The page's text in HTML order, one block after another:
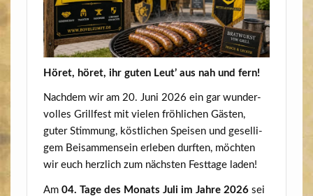
Höret, höret, ihr guten Leut’ aus nah und fern!
Nach­dem wir am 20. Juni 2026 ein gar wun­der­
vol­les Grill­fest mit vie­len fröh­li­chen Gäs­ten,
guter Stim­mung, köst­li­chen Spei­sen und gesel­li­
gem Bei­sam­men­sein erle­ben durf­ten, möch­ten
wir euch herz­lich zum nächs­ten Fest­ta­ge laden!
Am 04. Tage des Monats Juli im Jah­re 2026sei